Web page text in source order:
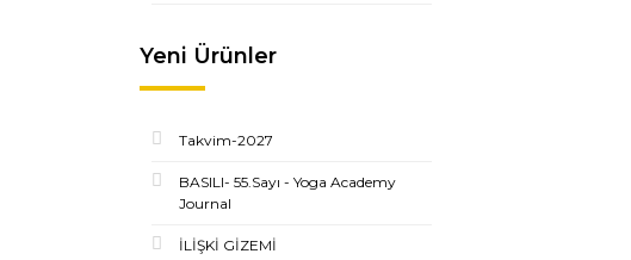
Yeni Ürünler
Takvim-2027
BASILI- 55.Sayı - Yoga Academy
Journal
İLİŞKİ GİZEMİ